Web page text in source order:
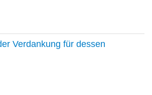
Verdankung für dessen